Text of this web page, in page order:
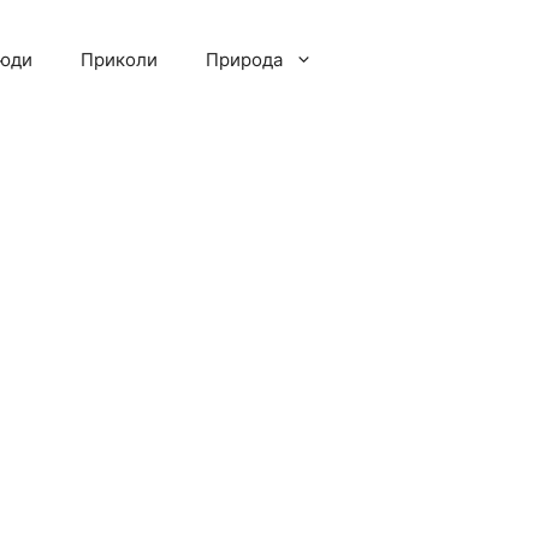
Приколи Природа